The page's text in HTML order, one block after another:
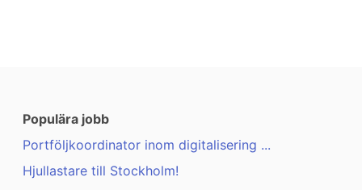
Populära jobb
Portföljkoordinator inom digitalisering ...
Hjullastare till Stockholm!